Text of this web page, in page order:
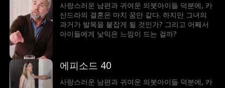
사랑스러운 남편과 귀여운 의붓아이들 덕분에, 카
산드라의 결혼은 마치 꿈만 같다. 하지만 그녀의
과거가 발목을 붙잡게 될 것인가? 그리고 어째서
아이들에게 낯익은 느낌이 드는 걸까?
에피소드 40
사랑스러운 남편과 귀여운 의붓아이들 덕분에, 카